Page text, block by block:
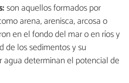
son aquellos formados por
arena, arenisca, arcosa o
en el fondo del mar o en ríos y
de los sedimentos y su
determinan el potencial de